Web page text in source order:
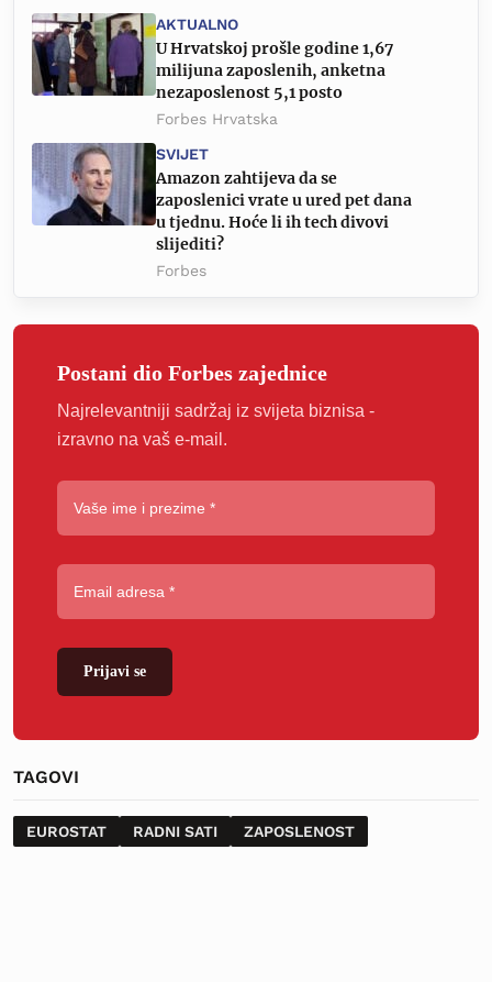
AKTUALNO
U Hrvatskoj prošle godine 1,67
milijuna zaposlenih, anketna
nezaposlenost 5,1 posto
Forbes Hrvatska
SVIJET
Amazon zahtijeva da se
zaposlenici vrate u ured pet dana
u tjednu. Hoće li ih tech divovi
slijediti?
Forbes
Postani dio Forbes zajednice
Najrelevantniji sadržaj iz svijeta biznisa -
izravno na vaš e-mail.
Prijavi se
TAGOVI
EUROSTAT RADNI SATI ZAPOSLENOST